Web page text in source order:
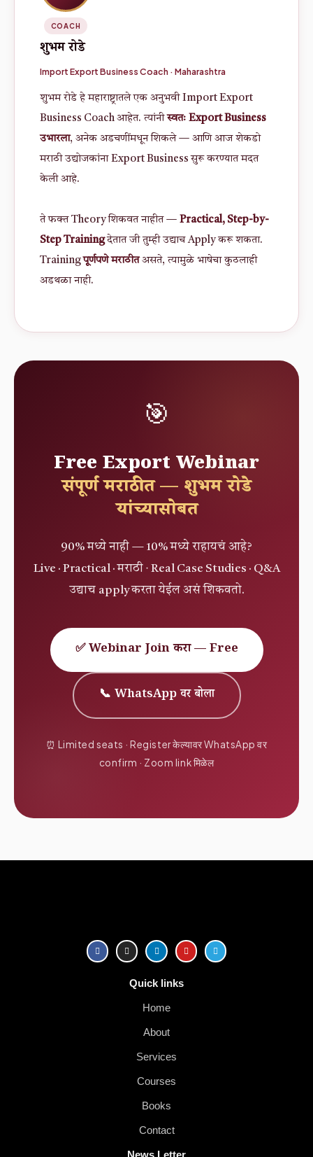
COACH
शुभम रोडे
Import Export Business Coach · Maharashtra
शुभम रोडे हे महाराष्ट्रातले एक अनुभवी Import Export
Business Coach आहेत. त्यांनीस्वतः Export Business
उभारला, अनेक अडचणींमधून शिकले — आणि आज शेकडो
मराठी उद्योजकांना Export Business सुरू करण्यात मदत
केली आहे.
ते फक्त Theory शिकवत नाहीत — Practical, Step-by-
Step Trainingदेतात जी तुम्ही उद्याच Apply करू शकता.
Trainingपूर्णपणे मराठीतअसते, त्यामुळे भाषेचा कुठलाही
अडथळा नाही.
🎯
Free Export Webinar
संपूर्ण मराठीत — शुभम रोडे
यांच्यासोबत
90% मध्ये नाही — 10% मध्ये राहायचं आहे?
Live · Practical · मराठी · Real Case Studies · Q&A
उद्याच apply करता येईल असं शिकवतो.
✅ Webinar Join करा — Free
📞 WhatsApp वर बोला
⏰ Limited seats · Register केल्यावर WhatsApp वर
confirm · Zoom link मिळेल
Quick links
Home
About
Services
Courses
Books
Contact
News Letter